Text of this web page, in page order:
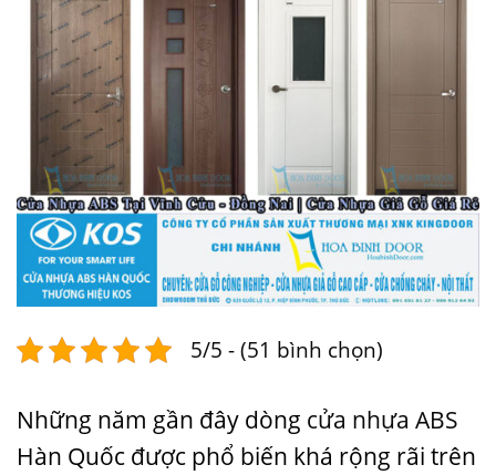
5/5 - (51 bình chọn)
Những năm gần đây dòng cửa nhựa ABS
Hàn Quốc được phổ biến khá rộng rãi trên